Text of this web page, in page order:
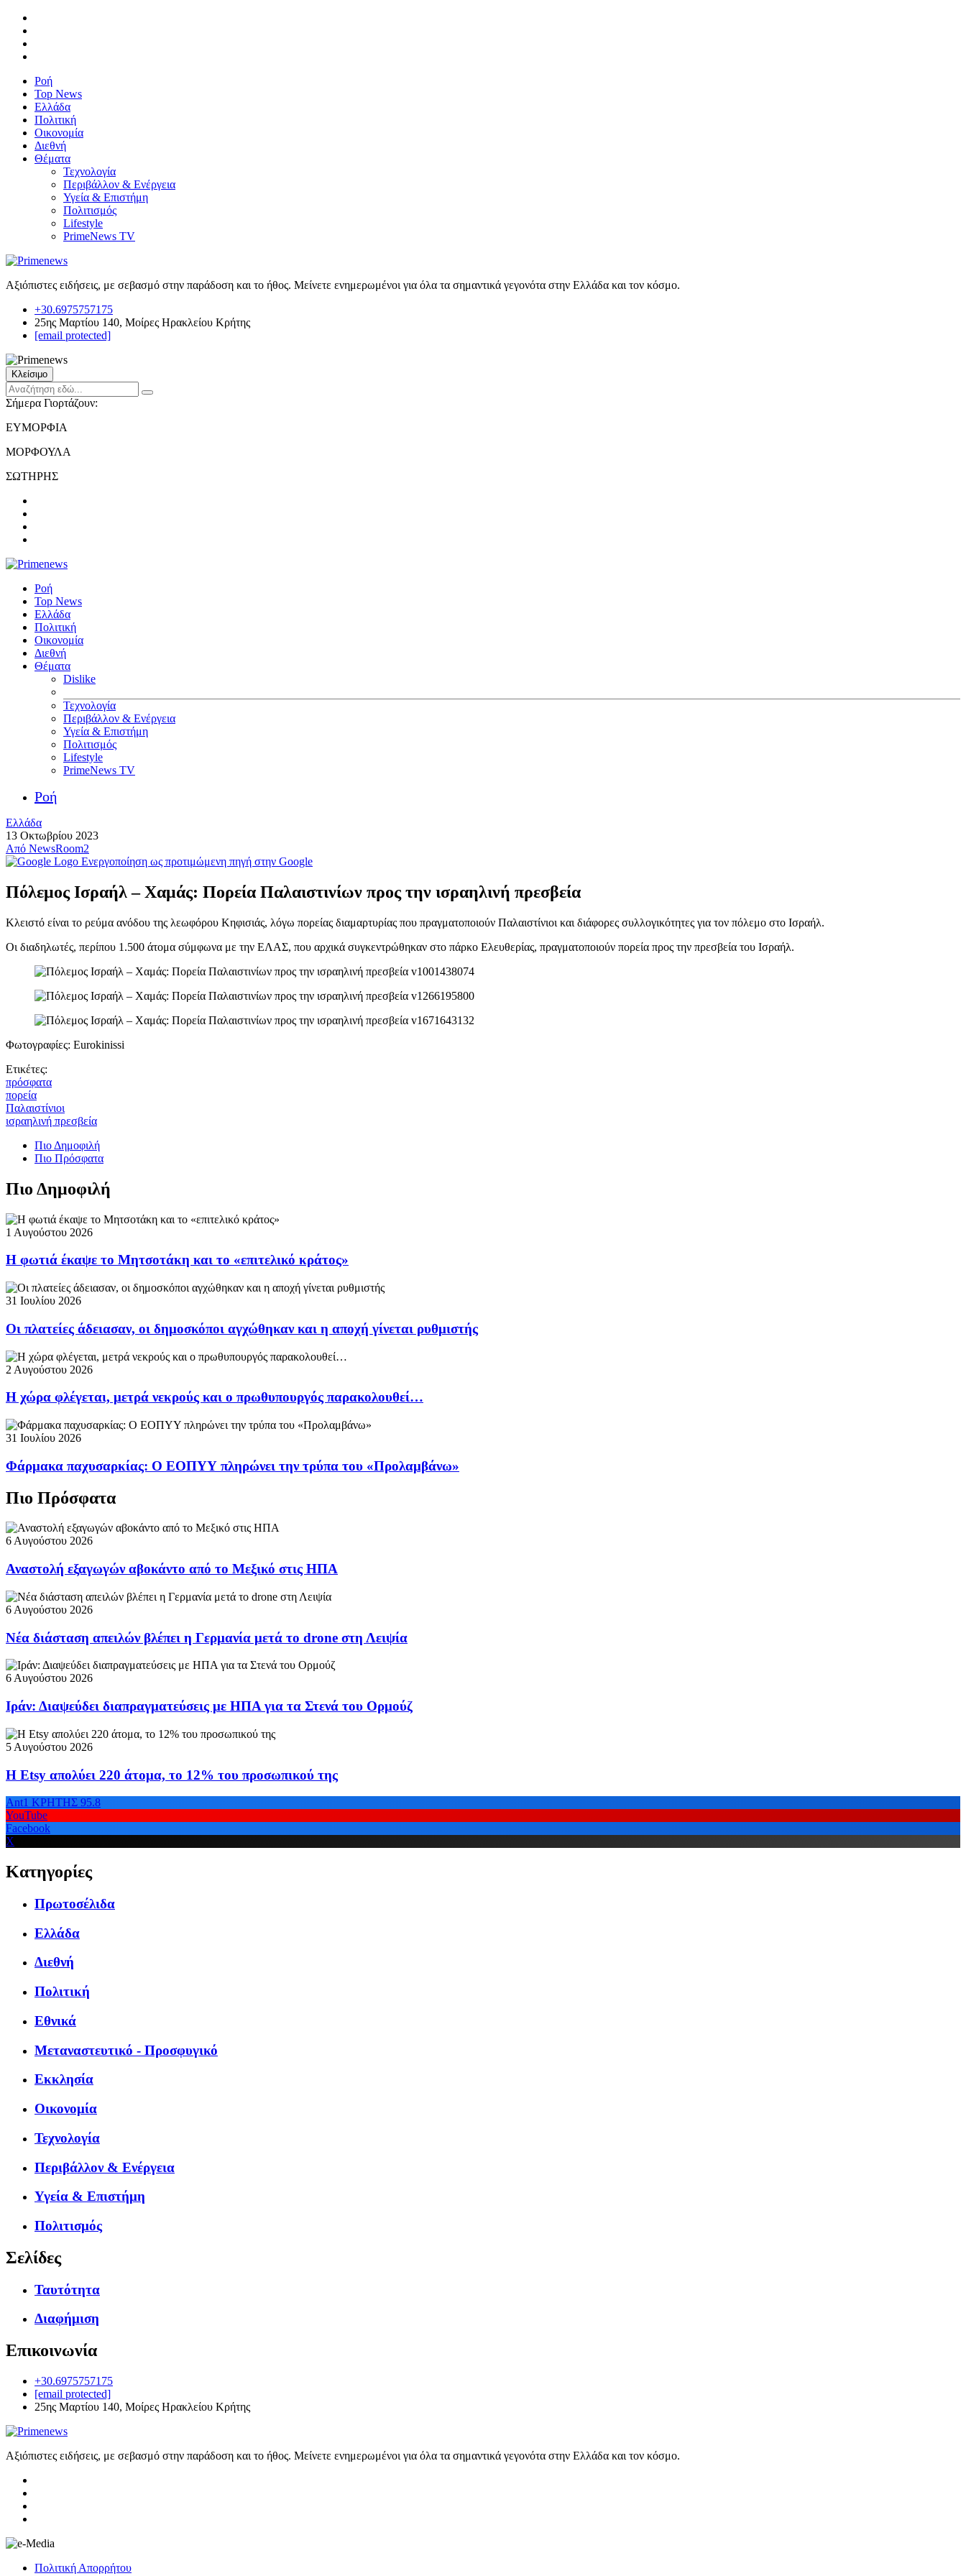
Ροή
Top News
Ελλάδα
Πολιτική
Οικονομία
Διεθνή
Θέματα
Τεχνολογία
Περιβάλλον & Ενέργεια
Υγεία & Επιστήμη
Πολιτισμός
Lifestyle
PrimeNews TV
Αξιόπιστες ειδήσεις, με σεβασμό στην παράδοση και το ήθος. Μείνετε ενημερωμένοι για όλα τα σημαντικά γεγονότα στην Ελλάδα και τον κόσμο.
+30.6975757175
25ης Μαρτίου 140, Μοίρες Ηρακλείου Κρήτης
[email protected]
Κλείσιμο
Σήμερα Γιορτάζουν:
ΕΥΜΟΡΦΙΑ
ΜΟΡΦΟΥΛΑ
ΣΩΤΗΡΗΣ
Ροή
Top News
Ελλάδα
Πολιτική
Οικονομία
Διεθνή
Θέματα
Dislike
Τεχνολογία
Περιβάλλον & Ενέργεια
Υγεία & Επιστήμη
Πολιτισμός
Lifestyle
PrimeNews TV
Ροή
Ελλάδα
13 Οκτωβρίου 2023
Από NewsRoom2
Ενεργοποίηση ως προτιμώμενη πηγή στην Google
Πόλεμος Ισραήλ – Χαμάς: Πορεία Παλαιστινίων προς την ισραηλινή πρεσβεία
Κλειστό είναι το ρεύμα ανόδου της λεωφόρου Κηφισιάς, λόγω πορείας διαμαρτυρίας που πραγματοποιούν Παλαιστίνιοι και διάφορες συλλογικότητες για τον πόλεμο στο Ισραήλ.
Οι διαδηλωτές, περίπου 1.500 άτομα σύμφωνα με την ΕΛΑΣ, που αρχικά συγκεντρώθηκαν στο πάρκο Ελευθερίας, πραγματοποιούν πορεία προς την πρεσβεία του Ισραήλ.
Φωτογραφίες: Eurokinissi
Ετικέτες:
πρόσφατα
πορεία
Παλαιστίνιοι
ισραηλινή πρεσβεία
Πιο Δημοφιλή
Πιο Πρόσφατα
Πιο Δημοφιλή
1 Αυγούστου 2026
Η φωτιά έκαψε το Μητσοτάκη και το «επιτελικό κράτος»
31 Ιουλίου 2026
Οι πλατείες άδειασαν, οι δημοσκόποι αγχώθηκαν και η αποχή γίνεται ρυθμιστής
2 Αυγούστου 2026
Η χώρα φλέγεται, μετρά νεκρούς και ο πρωθυπουργός παρακολουθεί…
31 Ιουλίου 2026
Φάρμακα παχυσαρκίας: Ο ΕΟΠΥΥ πληρώνει την τρύπα του «Προλαμβάνω»
Πιο Πρόσφατα
6 Αυγούστου 2026
Αναστολή εξαγωγών αβοκάντο από το Μεξικό στις ΗΠΑ
6 Αυγούστου 2026
Νέα διάσταση απειλών βλέπει η Γερμανία μετά το drone στη Λειψία
6 Αυγούστου 2026
Ιράν: Διαψεύδει διαπραγματεύσεις με ΗΠΑ για τα Στενά του Ορμούζ
5 Αυγούστου 2026
Η Etsy απολύει 220 άτομα, το 12% του προσωπικού της
Ant1 ΚΡΗΤΗΣ 95.8
YouTube
Facebook
X
Κατηγορίες
Πρωτοσέλιδα
Ελλάδα
Διεθνή
Πολιτική
Εθνικά
Μεταναστευτικό - Προσφυγικό
Εκκλησία
Οικονομία
Τεχνολογία
Περιβάλλον & Ενέργεια
Υγεία & Επιστήμη
Πολιτισμός
Σελίδες
Ταυτότητα
Διαφήμιση
Επικοινωνία
+30.6975757175
[email protected]
25ης Μαρτίου 140, Μοίρες Ηρακλείου Κρήτης
Αξιόπιστες ειδήσεις, με σεβασμό στην παράδοση και το ήθος. Μείνετε ενημερωμένοι για όλα τα σημαντικά γεγονότα στην Ελλάδα και τον κόσμο.
Πολιτική Απορρήτου